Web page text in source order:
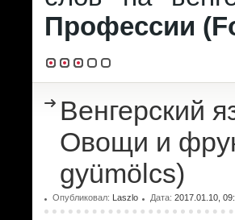
Профессии
Венгерский
Овощи и
gyümölcs)
Опубликовал: Laszlo Дата: 2017.01.10,